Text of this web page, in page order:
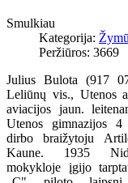
Smulkiau
Kategorija:
Peržiūros: 3669
Julius Bulota (917
Leliūnų vis., Utenos
aviacijos jaun.
Utenos gimnazijos 4
dirbo braižytoju
Kaune. 1935
mokykloje įgijo